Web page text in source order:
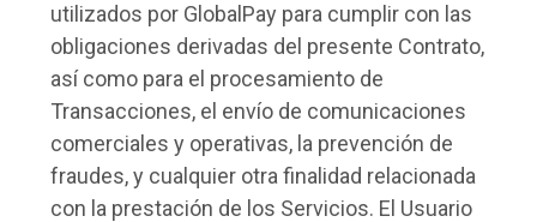
utilizados por GlobalPay para cumplir con las
obligaciones derivadas del presente Contrato,
así como para el procesamiento de
Transacciones, el envío de comunicaciones
comerciales y operativas, la prevención de
fraudes, y cualquier otra finalidad relacionada
con la prestación de los Servicios. El Usuario